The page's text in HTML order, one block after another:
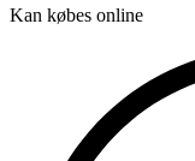
Kan købes online